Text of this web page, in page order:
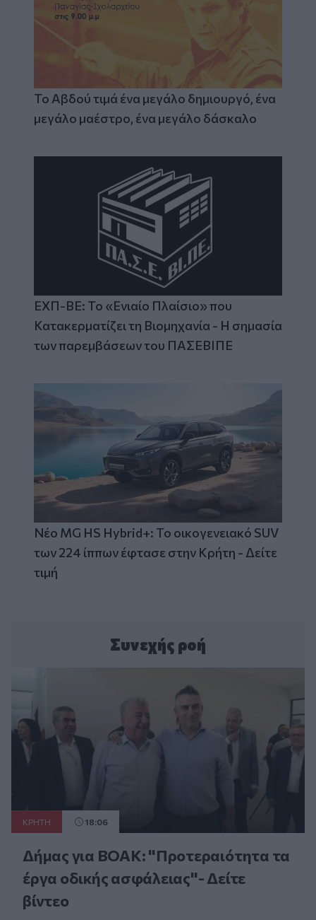
Το Αβδού τιμά ένα μεγάλο δημιουργό, ένα
μεγάλο μαέστρο, ένα μεγάλο δάσκαλο
ΕΧΠ-ΒΕ: Το «Ενιαίο Πλαίσιο» που
Κατακερματίζει τη Βιομηχανία - Η σημασία
των παρεμβάσεων του ΠΑΣΕΒΙΠΕ
Νέο MG HS Hybrid+: Το οικογενειακό SUV
των 224 ίππων έφτασε στην Κρήτη - Δείτε
τιμή
Συνεχής ροή
ΚΡΗΤΗ 18:06
Δήμας για ΒΟΑΚ: "Προτεραιότητα τα
έργα οδικής ασφάλειας"- Δείτε
βίντεο